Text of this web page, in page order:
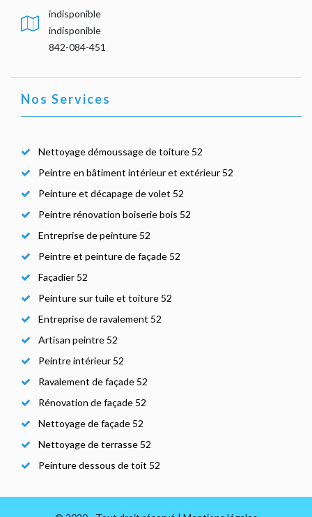
indisponible
indisponible
842-084-451
Nos Services
Nettoyage démoussage de toiture 52
Peintre en bâtiment intérieur et extérieur 52
Peinture et décapage de volet 52
Peintre rénovation boiserie bois 52
Entreprise de peinture 52
Peintre et peinture de façade 52
Façadier 52
Peinture sur tuile et toiture 52
Entreprise de ravalement 52
Artisan peintre 52
Peintre intérieur 52
Ravalement de façade 52
Rénovation de façade 52
Nettoyage de façade 52
Nettoyage de terrasse 52
Peinture dessous de toit 52